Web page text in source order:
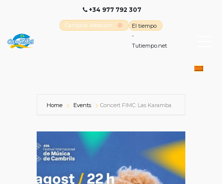
+34 977 792 307
Cambrils Webcam
El tiempo
-
Tutiempo.net
Home Events Concert FIMC: Las Karamba